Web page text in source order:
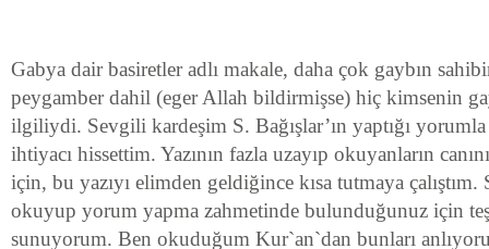
Gabya dair basiretler adlı makale, daha çok gaybın
peygamber dahil (eger Allah bildirmişse) hiç kimsenin
ilgiliydi. Sevgili kardeşim S. Bağışlar’ın yaptığı
ihtiyacı hissettim. Yazının fazla uzayıp okuyanların
için, bu yazıyı elimden geldiğince kısa tutmaya çalıştım.
okuyup yorum yapma zahmetinde bulunduğunuz için
sunuyorum. Ben okuduğum Kur`an`dan bunları